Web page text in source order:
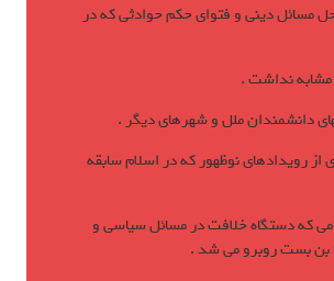
مسائل دينی و فتوای حکم حوادثی که در
نداشت .
از رويدادهای نوظهور که در اسلام سابقه
که دستگاه خلافت در مسائل سياسی و
بن بست روبرو مي شد .